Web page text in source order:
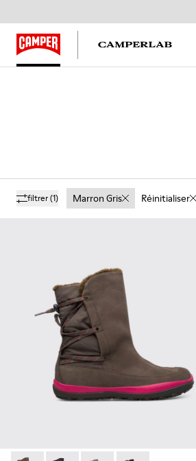
filtrer(1) Marron Gris Réinitialiser